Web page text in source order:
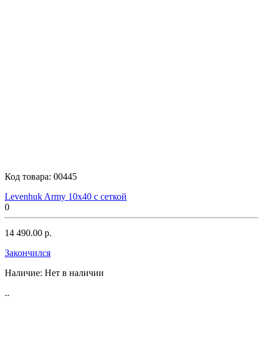
Код товара: 00445
Levenhuk Army 10x40 с сеткой
0
14 490.00 р.
Закончился
Наличие: Нет в наличии
..